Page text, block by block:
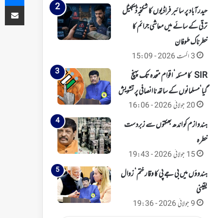
حیدرآباد پر سائبر فراڈیوں کا شکنجہ‘ ڈیجیٹل
ترقی کے سائے میں معاشی جرائم کا
خطرناک طوفان
3 اگست 2026 - 15:09
SIR کا مسئلہ‘ اقوام متحدہ تک پہنچ
گیا‘مسلمانوں کے ساتھ نا انصافی پر تشویش
20 جولائی 2026 - 16:06
ہندو ازم کو اندھ بھکتوں سے زبردست
خطرہ
15 جولائی 2026 - 19:43
ہندوؤں میں بی جے پی کا وقار ختم‘ زوال
یقینی
9 جولائی 2026 - 19:36
ای میل کے ذریعہ شیئر کریں